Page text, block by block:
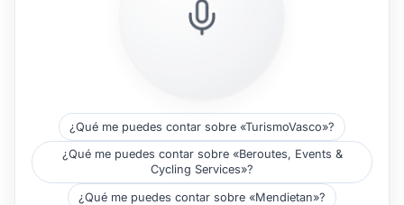
¿Qué me puedes contar sobre «TurismoVasco»?
¿Qué me puedes contar sobre «Beroutes, Events &
Cycling Services»?
¿Qué me puedes contar sobre «Mendietan»?